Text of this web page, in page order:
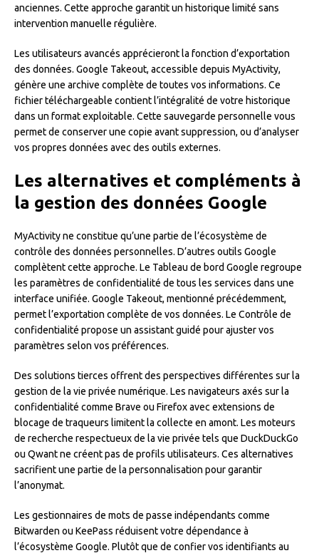
anciennes. Cette approche garantit un historique limité sans
intervention manuelle régulière.
Les utilisateurs avancés apprécieront la fonction d’exportation
des données. Google Takeout, accessible depuis MyActivity,
génère une archive complète de toutes vos informations. Ce
fichier téléchargeable contient l’intégralité de votre historique
dans un format exploitable. Cette sauvegarde personnelle vous
permet de conserver une copie avant suppression, ou d’analyser
vos propres données avec des outils externes.
Les alternatives et compléments à
la gestion des données Google
MyActivity ne constitue qu’une partie de l’écosystème de
contrôle des données personnelles. D’autres outils Google
complètent cette approche. Le Tableau de bord Google regroupe
les paramètres de confidentialité de tous les services dans une
interface unifiée. Google Takeout, mentionné précédemment,
permet l’exportation complète de vos données. Le Contrôle de
confidentialité propose un assistant guidé pour ajuster vos
paramètres selon vos préférences.
Des solutions tierces offrent des perspectives différentes sur la
gestion de la vie privée numérique. Les navigateurs axés sur la
confidentialité comme Brave ou Firefox avec extensions de
blocage de traqueurs limitent la collecte en amont. Les moteurs
de recherche respectueux de la vie privée tels que DuckDuckGo
ou Qwant ne créent pas de profils utilisateurs. Ces alternatives
sacrifient une partie de la personnalisation pour garantir
l’anonymat.
Les gestionnaires de mots de passe indépendants comme
Bitwarden ou KeePass réduisent votre dépendance à
l’écosystème Google. Plutôt que de confier vos identifiants au